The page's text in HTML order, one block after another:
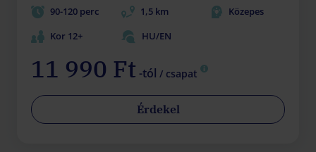
90-120 perc 1,5 km
Közepes
Kor 12+
HU/EN
11 990 Ft -tól / csapat
Érdekel